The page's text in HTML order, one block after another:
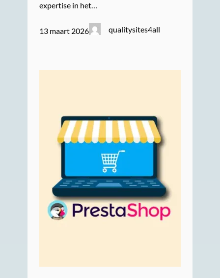
expertise in het…
13 maart 2026 qualitysites4all